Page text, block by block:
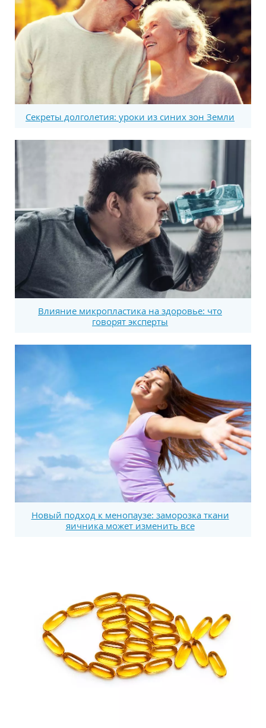
Секреты долголетия: уроки из синих зон Земли
Влияние микропластика на здоровье: что
говорят эксперты
Новый подход к менопаузе: заморозка ткани
яичника может изменить все